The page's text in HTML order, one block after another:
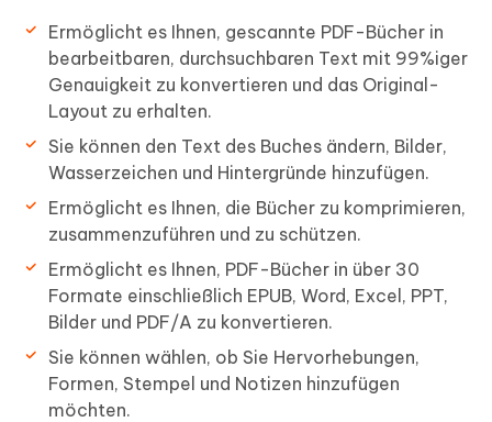
Ermöglicht es Ihnen, gescannte PDF-Bücher in
bearbeitbaren, durchsuchbaren Text mit 99%iger
Genauigkeit zu konvertieren und das Original-
Layout zu erhalten.
Sie können den Text des Buches ändern, Bilder,
Wasserzeichen und Hintergründe hinzufügen.
Ermöglicht es Ihnen, die Bücher zu komprimieren,
zusammenzuführen und zu schützen.
Ermöglicht es Ihnen, PDF-Bücher in über 30
Formate einschließlich EPUB, Word, Excel, PPT,
Bilder und PDF/A zu konvertieren.
Sie können wählen, ob Sie Hervorhebungen,
Formen, Stempel und Notizen hinzufügen
möchten.